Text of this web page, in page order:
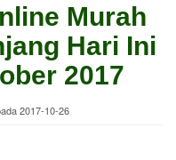
Murah
Hari Ini
2017
2017-10-26